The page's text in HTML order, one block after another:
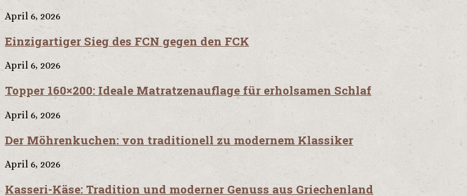
April 6, 2026
Einzigartiger Sieg des FCN gegen den FCK
April 6, 2026
Topper 160×200: Ideale Matratzenauflage für erholsamen Schlaf
April 6, 2026
Der Möhrenkuchen: von traditionell zu modernem Klassiker
April 6, 2026
Kasseri-Käse: Tradition und moderner Genuss aus Griechenland